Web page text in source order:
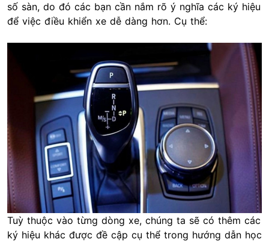
số sàn, do đó các bạn cần nắm rõ ý nghĩa các ký hiệu
để việc điều khiển xe dễ dàng hơn. Cụ thể:
Tuỳ thuộc vào từng dòng xe, chúng ta sẽ có thêm các
ký hiệu khác được đề cập cụ thể trong hướng dẫn học